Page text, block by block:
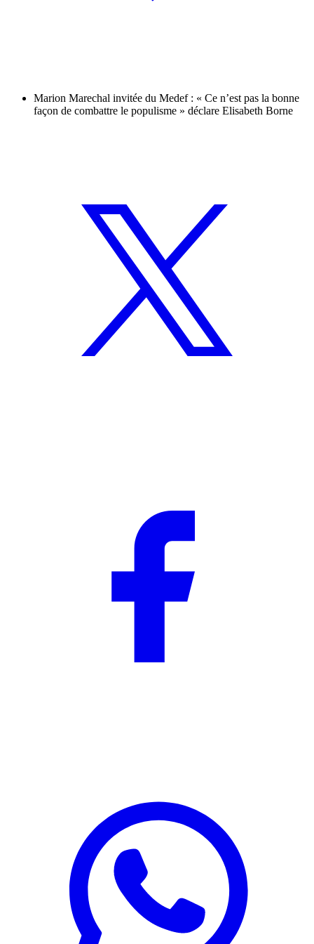
Marion Marechal invitée du Medef : « Ce n’est pas la bonne
façon de combattre le populisme » déclare Elisabeth Borne